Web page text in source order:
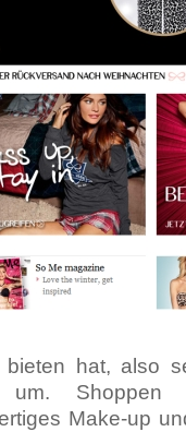
bieten hat, also
Shoppen
Make-up